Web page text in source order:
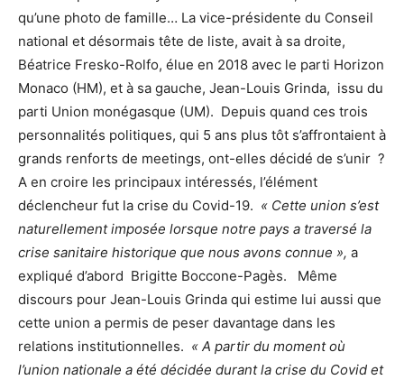
qu’une photo de famille… La vice-présidente du Conseil
national et désormais tête de liste, avait à sa droite,
Béatrice Fresko-Rolfo, élue en 2018 avec le parti Horizon
Monaco (HM), et à sa gauche, Jean-Louis Grinda, issu du
parti Union monégasque (UM). Depuis quand ces trois
personnalités politiques, qui 5 ans plus tôt s’affrontaient à
grands renforts de meetings, ont-elles décidé de s’unir ?
A en croire les principaux intéressés, l’élément
déclencheur fut la crise du Covid-19. « Cette union s’est
naturellement imposée lorsque notre pays a traversé la
crise sanitaire historique que nous avons connue », a
expliqué d’abord Brigitte Boccone-Pagès. Même
discours pour Jean-Louis Grinda qui estime lui aussi que
cette union a permis de peser davantage dans les
relations institutionnelles. « A partir du moment où
l’union nationale a été décidée durant la crise du Covid et